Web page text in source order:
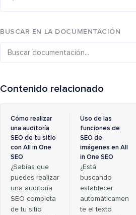
BUSCAR EN LA DOCUMENTACIÓN
Contenido relacionado
Cómo realizar
una auditoría
SEO de tu sitio
con All in One
SEO
¿Sabías que
puedes realizar
una auditoría
SEO completa
de tu sitio
Uso de las
funciones de
SEO de
imágenes en All
in One SEO
¿Está
buscando
establecer
automáticamen
te el texto